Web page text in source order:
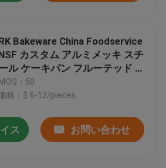
Bakeware China Foodservice
カスタム アルミメッキ スチ
ル ケーキパン フルーテッド バ
ト ケーキパン
MOQ：50
格：$ 6-12/pieces
ス お問い合わせ